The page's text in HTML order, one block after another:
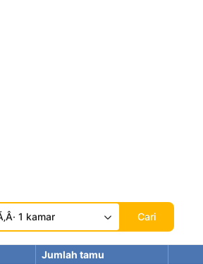
1 kamar Cari
Jumlah tamu